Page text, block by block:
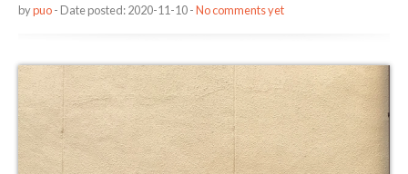
bypuo- Date posted: 2020-11-10 -No comments yet